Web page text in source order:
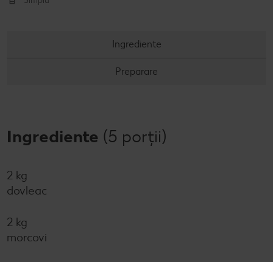
Revista Kaufland - Acum și pe WhatsApp!
Ingrediente
Preparare
Ingrediente (5 porții)
2 kg
dovleac
2 kg
morcovi